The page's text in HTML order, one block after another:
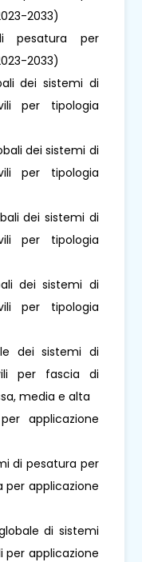
2033)
pesatura per
2033)
dei sistemi di
per tipologia
dei sistemi di
per tipologia
dei sistemi di
per tipologia
dei sistemi di
per tipologia
dei sistemi di
per fascia di
media e alta
applicazione
di pesatura per
per applicazione
di sistemi
per applicazione